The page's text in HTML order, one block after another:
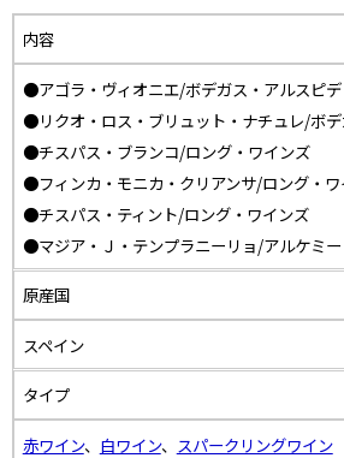
内容
●アゴラ・ヴィオニエ/ボデガス・アルスピデ
●リクオ・ロス・ブリュット・ナチュレ/ボ
●チスパス・ブランコ/ロング・ワインズ
●フィンカ・モニカ・クリアンサ/ロング・
●チスパス・ティント/ロング・ワインズ
●マジア・Ｊ・テンプラニーリョ/アルケミ
原産国
スペイン
タイプ
赤ワイン、 白ワイン、 スパークリングワイン